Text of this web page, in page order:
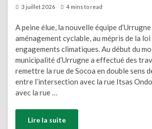
3 juillet 2026
4 mins to read
A peine élue, la nouvelle équipe
aménagement cyclable, au mépris de la loi
engagements climatiques. Au début du
municipalité d’Urrugne a effectué des
remettre la rue de Socoa en double sens
entre l’intersection avec la rue Itsas
avec la rue …
Lire la suite